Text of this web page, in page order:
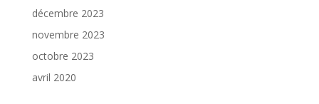
décembre 2023
novembre 2023
octobre 2023
avril 2020